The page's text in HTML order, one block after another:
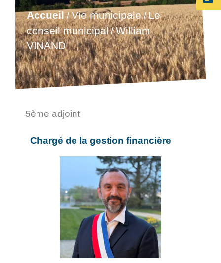
Accueil/Vie municipale/Le
conseil municipal/William
VINAND
5ème adjoint
Chargé de la gestion financière